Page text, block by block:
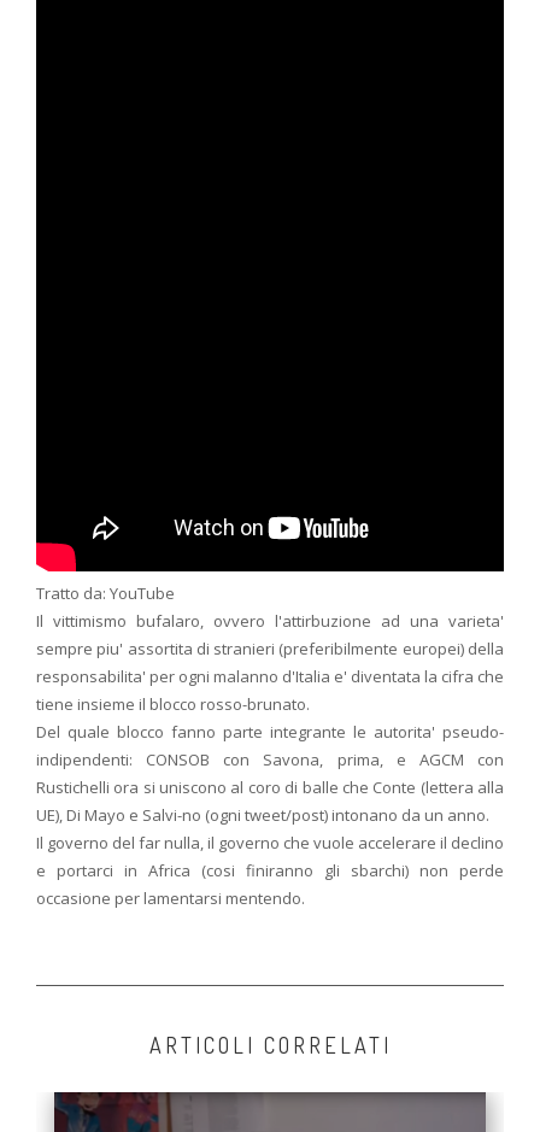
Tratto da: YouTube
Il vittimismo bufalaro, ovvero l'attirbuzione ad una varieta'
sempre piu' assortita di stranieri (preferibilmente europei) della
responsabilita' per ogni malanno d'Italia e' diventata la cifra che
tiene insieme il blocco rosso-brunato.
Del quale blocco fanno parte integrante le autorita' pseudo-
indipendenti: CONSOB con Savona, prima, e AGCM con
Rustichelli ora si uniscono al coro di balle che Conte (lettera alla
UE), Di Mayo e Salvi-no (ogni tweet/post) intonano da un anno.
Il governo del far nulla, il governo che vuole accelerare il declino
e portarci in Africa (cosi finiranno gli sbarchi) non perde
occasione per lamentarsi mentendo.
ARTICOLI CORRELATI